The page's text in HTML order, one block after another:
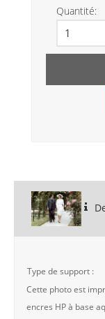
Quantité:
Type de support :
Cette photo est
encres HP à base